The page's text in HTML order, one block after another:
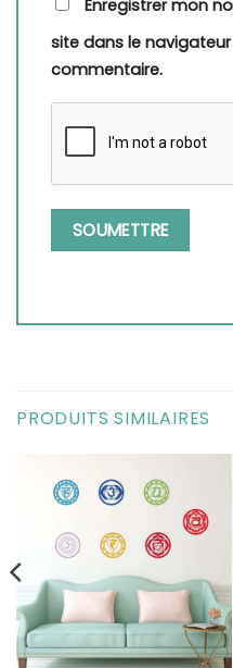
Enregistrer mon
site dans le
commentaire.
PRODUITS SIMILAIRES